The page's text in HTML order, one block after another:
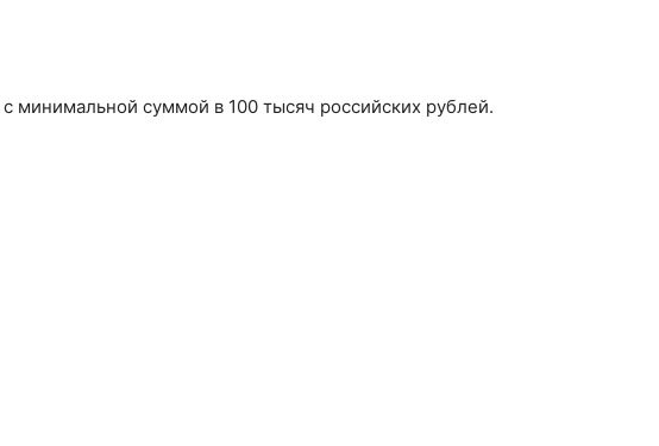
минимальной суммой в 100 тысяч российских рублей.